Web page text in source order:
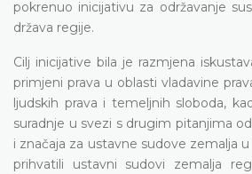
pokrenuo inicijativu za održavanje
država regije.
Cilj inicijative bila je razmjena
primjeni prava u oblasti vladavine
ljudskih prava i temeljnih sloboda,
suradnje u svezi s drugim pitanjima
i značaja za ustavne sudove zemalja
prihvatili ustavni sudovi zemalja